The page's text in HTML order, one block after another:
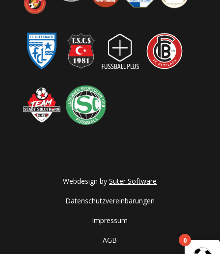
Webdesign bySuter Software
Datenschutzvereinbarungen
Impressum
AGB 0